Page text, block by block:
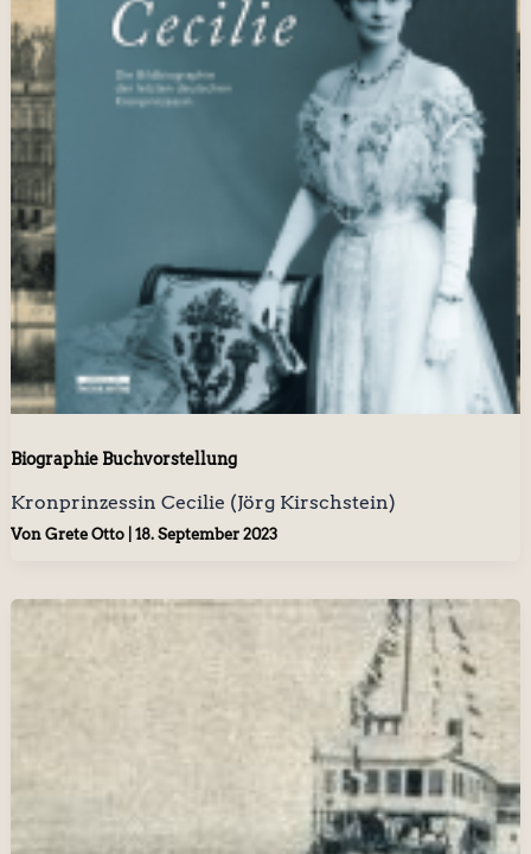
Biographie Buchvorstellung
Kronprinzessin Cecilie (Jörg Kirschstein)
Von Grete Otto 18. September 2023